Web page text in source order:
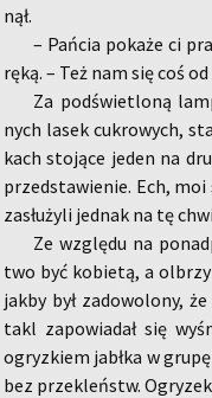
nął.
– Pań­cia po­ka­że ci
ręką. – Też nam się coś
Za pod­świe­tlo­ną
nych lasek cu­kro­wych,
kach sto­ją­ce jeden na
przed­sta­wie­nie. Ech,
za­słu­ży­li jed­nak na tę
Ze wzglę­du na
two być ko­bie­tą, a
jakby był za­do­wo­lo­ny,
takl za­po­wia­dał się
ogryz­kiem jabł­ka w
bez prze­kleństw.